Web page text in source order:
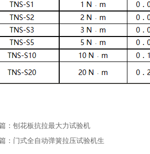
： 刨花板抗拉最大力试验机
： 门式全自动弹簧拉压试验机生